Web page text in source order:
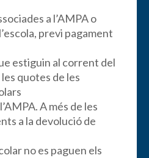
a l’AMPA o
previ pagament
estiguin al corrent del
quotes de les
A més de les
a la devolució de
no es paguen els